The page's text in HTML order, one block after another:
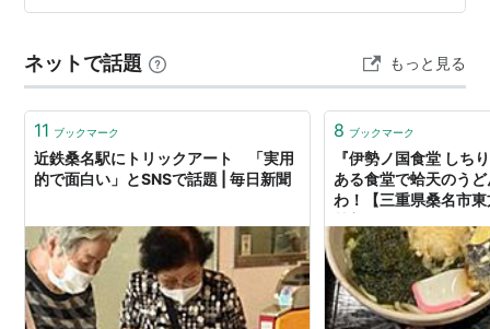
斐川町）までを結ぶ鉄道路線です。 「桑名駅」（三重県
す。 「桑名駅・改札口」 大正８年（１９１９年）４月２
７日、養老駅－桑名駅間の延伸に伴い養老鉄道（当時）
の駅として開業しました。 同駅にはＪ…
ネットで話題 もっと見る
11 ブックマーク
近鉄桑名駅にトリックアート 「実用
的で面白い」とSNSで話題 | 毎日新聞
8 ブックマーク
『伊勢ノ国食堂 しち
ある食堂で蛤天のう
わ！【三重県桑名市